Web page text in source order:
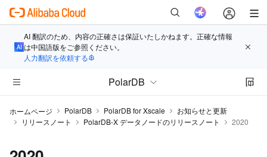
AI 翻訳のため、内容の正確さは保証いたしかねます。正確な情報
は中国語版をご参照ください。
人力翻訳を依頼する
PolarDB
ホームページ PolarDB PolarDB for Xscale
お知らせと更新
リリースノート
PolarDB-X データノードのリリースノート 2020